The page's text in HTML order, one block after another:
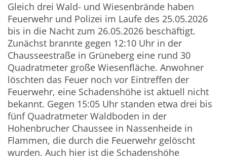
Gleich drei Wald- und Wiesenbrände haben
Feuerwehr und Polizei im Laufe des 25.05.2026
bis in die Nacht zum 26.05.2026 beschäftigt.
Zunächst brannte gegen 12:10 Uhr in der
Chausseestraße in Grüneberg eine rund 30
Quadratmeter große Wiesenfläche. Anwohner
löschten das Feuer noch vor Eintreffen der
Feuerwehr, eine Schadenshöhe ist aktuell nicht
bekannt. Gegen 15:05 Uhr standen etwa drei bis
fünf Quadratmeter Waldboden in der
Hohenbrucher Chaussee in Nassenheide in
Flammen, die durch die Feuerwehr gelöscht
wurden. Auch hier ist die Schadenshöhe